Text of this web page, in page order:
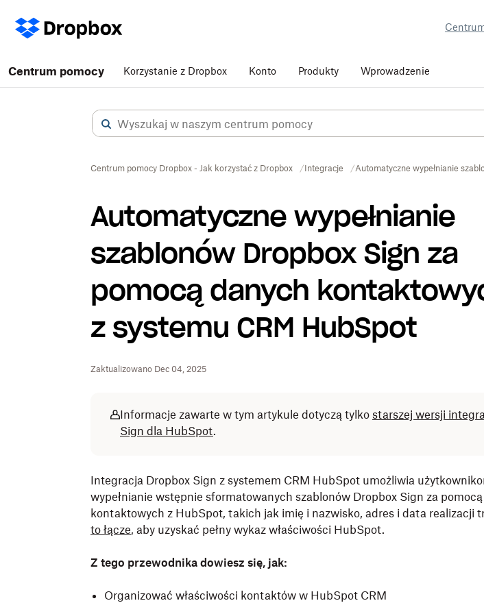
Centrum pomocy Korzystanie z Dropbox Konto Produkty Wprowadzenie
Centrum pomocy Dropbox - Jak korzystać z Dropbox Integracje Automatyczne wypełnianie
Automatyczne wypełnianie
szablonów Dropbox Sign za
pomocą danych
z systemu CRM HubSpot
Zaktualizowano Dec 04, 2025
Informacje zawarte w tym artykule dotyczą tylko starszej wersji
Sign dla HubSpot.
Integracja Dropbox Sign z systemem CRM HubSpot umożliwia
wypełnianie wstępnie sformatowanych szablonów Dropbox Sign za
kontaktowych z HubSpot, takich jak imię i nazwisko, adres i data realizacji
to łącze, aby uzyskać pełny wykaz właściwości HubSpot.
Z tego przewodnika dowiesz się, jak:
Organizować właściwości kontaktów w HubSpot CRM